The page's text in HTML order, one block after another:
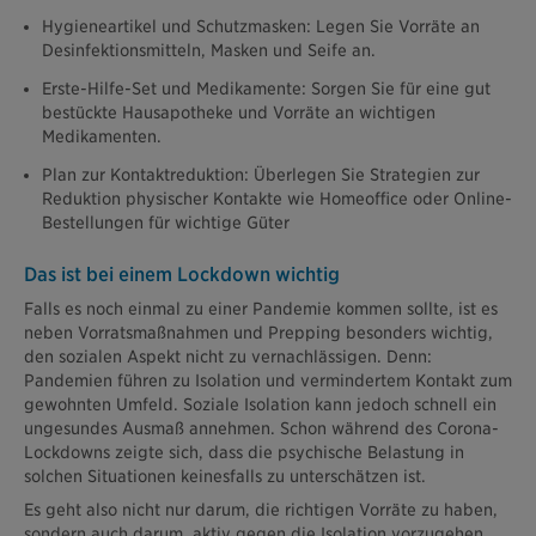
Hygieneartikel und Schutzmasken: Legen Sie Vorräte an
Desinfektionsmitteln, Masken und Seife an.
Erste-Hilfe-Set und Medikamente: Sorgen Sie für eine gut
bestückte Hausapotheke und Vorräte an wichtigen
Medikamenten.
Plan zur Kontaktreduktion: Überlegen Sie Strategien zur
Reduktion physischer Kontakte wie Homeoffice oder Online-
Bestellungen für wichtige Güter
Das ist bei einem Lockdown wichtig
Falls es noch einmal zu einer Pandemie kommen sollte, ist es
neben Vorratsmaßnahmen und Prepping besonders wichtig,
den sozialen Aspekt nicht zu vernachlässigen. Denn:
Pandemien führen zu Isolation und vermindertem Kontakt zum
gewohnten Umfeld. Soziale Isolation kann jedoch schnell ein
ungesundes Ausmaß annehmen. Schon während des Corona-
Lockdowns zeigte sich, dass die psychische Belastung in
solchen Situationen keinesfalls zu unterschätzen ist.
Es geht also nicht nur darum, die richtigen Vorräte zu haben,